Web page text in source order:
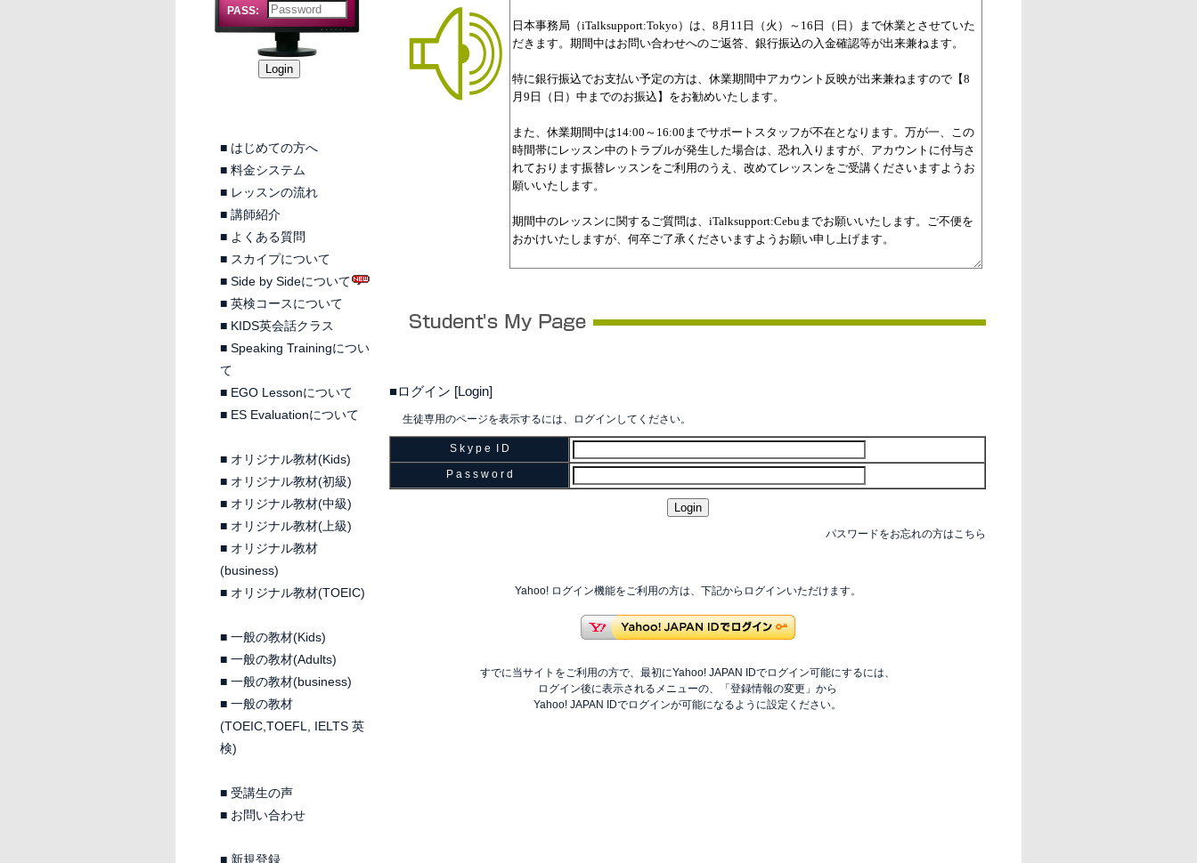
PASS:
■ はじめての方へ
■ 料金システム
■ レッスンの流れ
■ 講師紹介
■ よくある質問
■ スカイプについて
■ Side by Sideについて
■ 英検コースについて
■ KIDS英会話クラス
■ Speaking Trainingについ
て
■ EGO Lessonについて
■ ES Evaluationについて
■ オリジナル教材(Kids)
■ オリジナル教材(初級)
■ オリジナル教材(中級)
■ オリジナル教材(上級)
■ オリジナル教材
(business)
■ オリジナル教材(TOEIC)
■ 一般の教材(Kids)
■ 一般の教材(Adults)
■ 一般の教材(business)
■ 一般の教材
(TOEIC,TOEFL, IELTS 英
検)
■ 受講生の声
■ お問い合わせ
■ 新規登録
■ログイン [Login]
生徒専用のページを表示するには、ログインしてください。
S k y p e I D
P a s s w o r d
パスワードをお忘れの方はこちら
Yahoo! ログイン機能をご利用の方は、下記からログインいただけます。
すでに当サイトをご利用の方で、最初にYahoo! JAPAN IDでログイン可能にするには、
ログイン後に表示されるメニューの、「登録情報の変更」から
Yahoo! JAPAN IDでログインが可能になるように設定ください。